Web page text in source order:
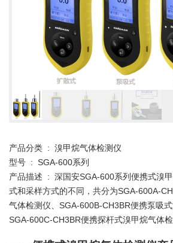
产品分类 : 溴甲烷气体检测仪
型号 : SGA-600系列
产品描述 : 深国安SGA-600系列便携式溴
式和采样方式的不同，共分为SGA-600A-
气体检测仪、SGA-600B-CH3BR便携泵吸
SGA-600C-CH3BR便携探杆式溴甲烷气体